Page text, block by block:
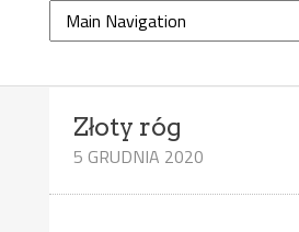
Złoty róg
5 GRUDNIA 2020